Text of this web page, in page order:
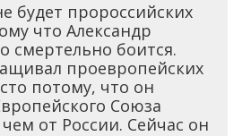
будет пророссийских
что Александр
смертельно боится.
проевропейских
потому, что он
Союза
от России. Сейчас он